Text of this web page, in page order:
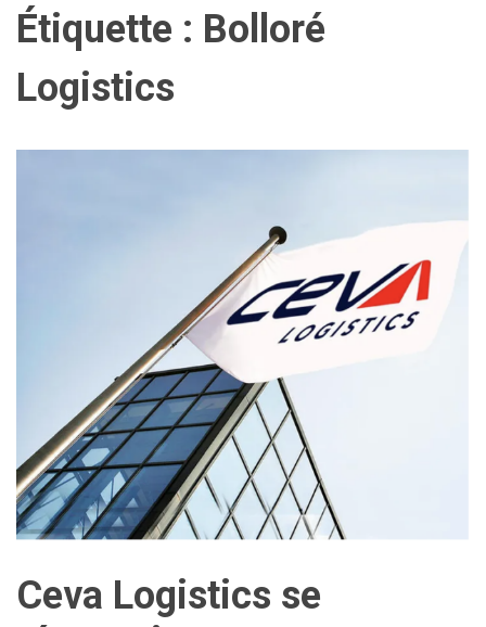
Étiquette : Bolloré
Logistics
Ceva Logistics se